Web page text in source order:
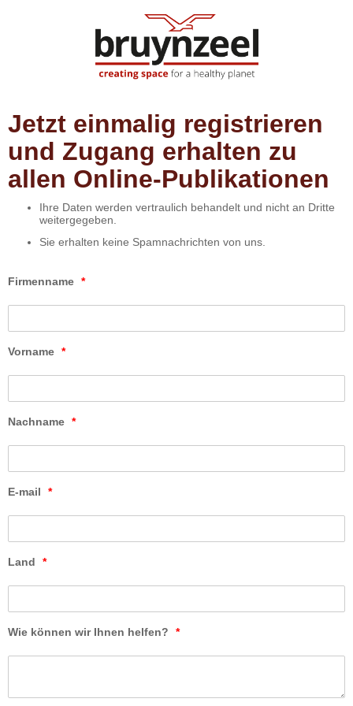
Jetzt einmalig registrieren
und Zugang erhalten zu
allen Online-Publikationen
Ihre Daten werden vertraulich behandelt und nicht an Dritte
weitergegeben.
Sie erhalten keine Spamnachrichten von uns.
Firmenname *
Vorname *
Nachname *
E-mail *
Land *
Wie können wir Ihnen helfen? *